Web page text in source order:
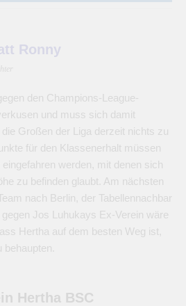
Ronny
den Champions-League-
und muss sich damit
Großen der Liga derzeit nichts zu
für den Klassenerhalt müssen
werden, mit denen sich
zu befinden glaubt. Am nächsten
nach Berlin, der Tabellennachbar
Jos Luhukays Ex-Verein wäre
Hertha auf dem besten Weg ist,
Hertha BSC